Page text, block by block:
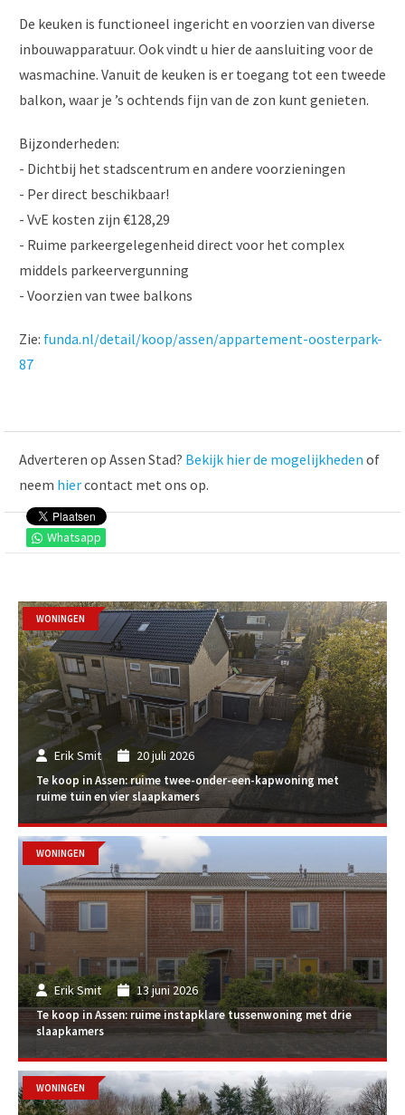
De keuken is functioneel ingericht en voorzien van diverse
inbouwapparatuur. Ook vindt u hier de aansluiting voor de
wasmachine. Vanuit de keuken is er toegang tot een tweede
balkon, waar je ’s ochtends fijn van de zon kunt genieten.
Bijzonderheden:
- Dichtbij het stadscentrum en andere voorzieningen
- Per direct beschikbaar!
- VvE kosten zijn €128,29
- Ruime parkeergelegenheid direct voor het complex
middels parkeervergunning
- Voorzien van twee balkons
Zie: funda.nl/detail/koop/assen/appartement-oosterpark-
87
Whatsapp
Adverteren op Assen Stad? Bekijk hier de mogelijkheden of
neem hiercontact met ons op.
Erik Smit 20 juli 2026
Te koop in Assen: ruime twee-onder-een-kapwoning met
ruime tuin en vier slaapkamers
WONINGEN
Erik Smit 13 juni 2026
Te koop in Assen: ruime instapklare tussenwoning met drie
slaapkamers
WONINGEN
WONINGEN